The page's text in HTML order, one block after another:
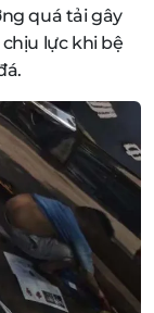
quá tải gây
lực khi bệ